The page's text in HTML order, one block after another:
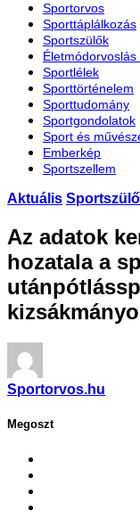
Sportorvos
Sporttáplálkozás
Sportszülők
Sportlélek
Sporttörténelem
Sporttudomány
Sportgondolatok
Sport és
Emberkép
Sportszellem
Aktuális
Az adatok
hozatala a
Sportorvos.hu
Megoszt